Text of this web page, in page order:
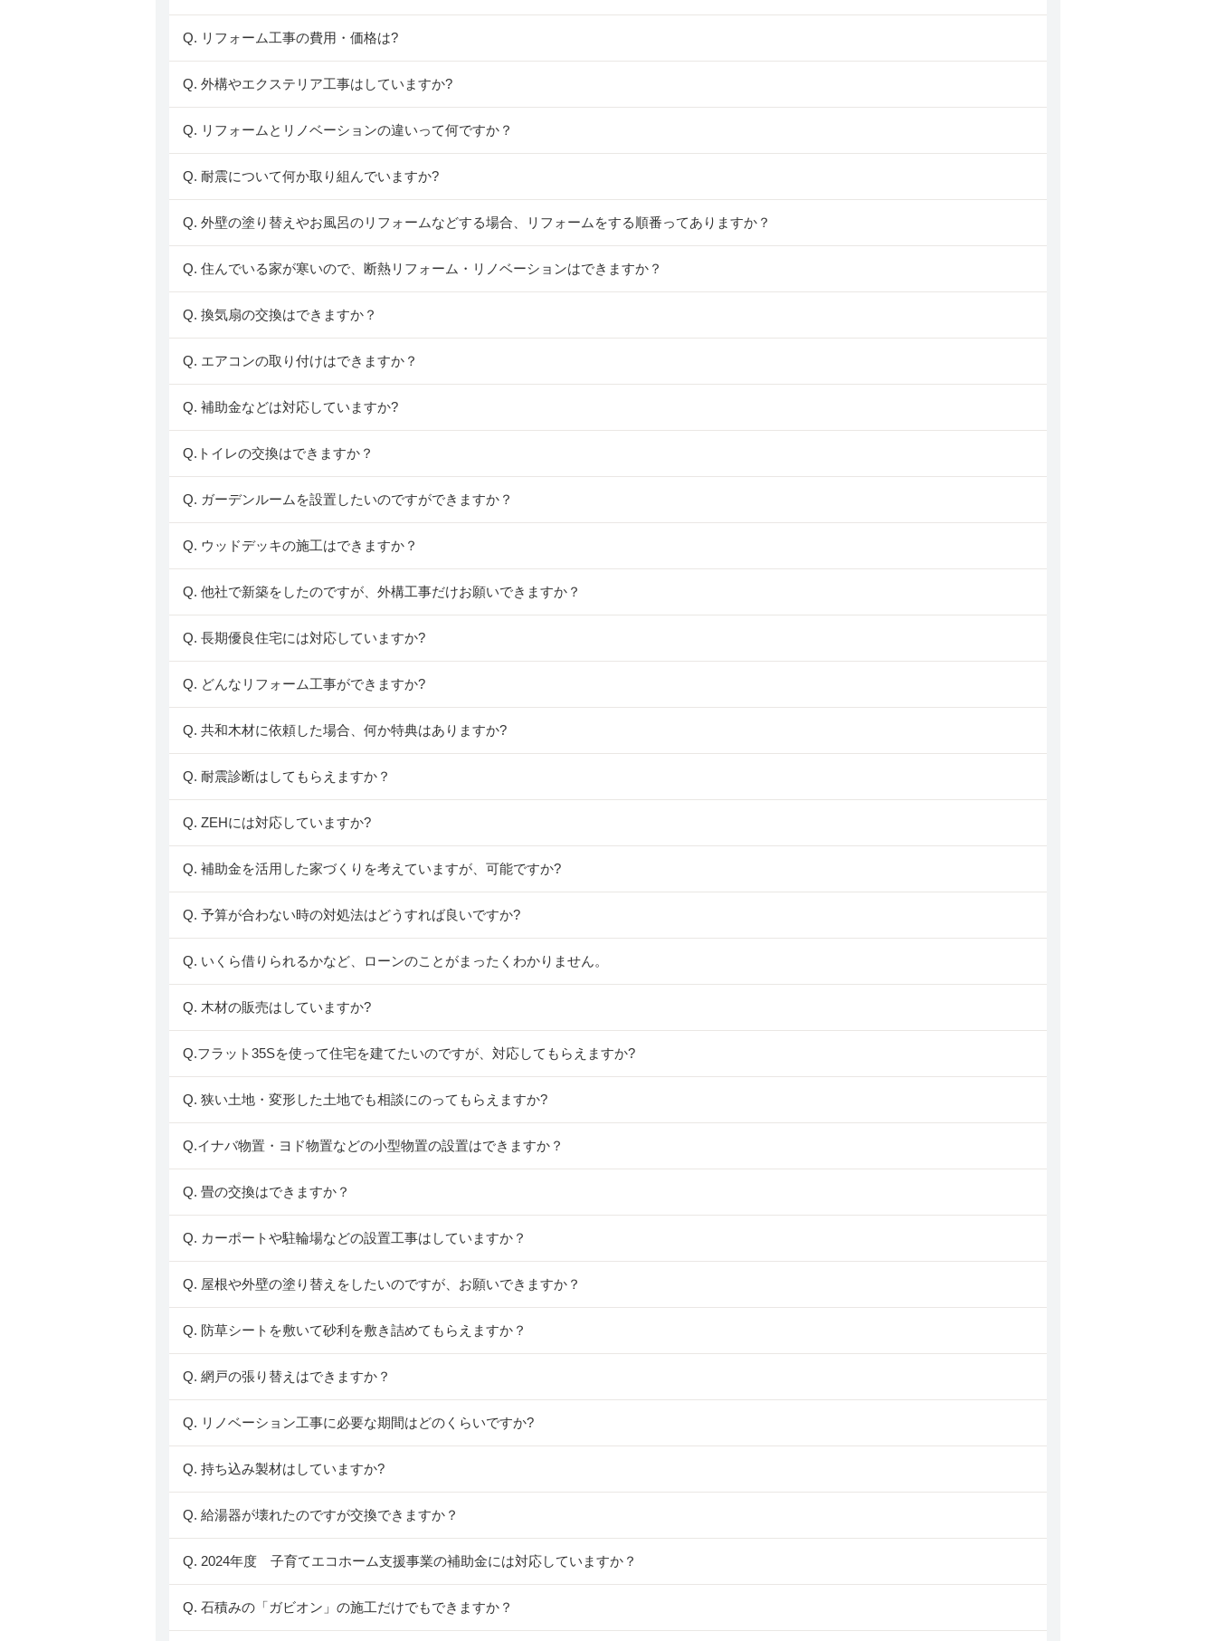
Q. リフォーム工事の費用・価格は?
Q. 外構やエクステリア工事はしていますか?
Q. リフォームとリノベーションの違いって何ですか？
Q. 耐震について何か取り組んでいますか?
Q. 外壁の塗り替えやお風呂のリフォームなどする場合、リフォームをする順番ってありますか？
Q. 住んでいる家が寒いので、断熱リフォーム・リノベーションはできますか？
Q. 換気扇の交換はできますか？
Q. エアコンの取り付けはできますか？
Q. 補助金などは対応していますか?
Q.トイレの交換はできますか？
Q. ガーデンルームを設置したいのですができますか？
Q. ウッドデッキの施工はできますか？
Q. 他社で新築をしたのですが、外構工事だけお願いできますか？
Q. 長期優良住宅には対応していますか?
Q. どんなリフォーム工事ができますか?
Q. 共和木材に依頼した場合、何か特典はありますか?
Q. 耐震診断はしてもらえますか？
Q. ZEHには対応していますか?
Q. 補助金を活用した家づくりを考えていますが、可能ですか?
Q. 予算が合わない時の対処法はどうすれば良いですか?
Q. いくら借りられるかなど、ローンのことがまったくわかりません。
Q. 木材の販売はしていますか?
Q.フラット35Sを使って住宅を建てたいのですが、対応してもらえますか?
Q. 狭い土地・変形した土地でも相談にのってもらえますか?
Q.イナバ物置・ヨド物置などの小型物置の設置はできますか？
Q. 畳の交換はできますか？
Q. カーポートや駐輪場などの設置工事はしていますか？
Q. 屋根や外壁の塗り替えをしたいのですが、お願いできますか？
Q. 防草シートを敷いて砂利を敷き詰めてもらえますか？
Q. 網戸の張り替えはできますか？
Q. リノベーション工事に必要な期間はどのくらいですか?
Q. 持ち込み製材はしていますか?
Q. 給湯器が壊れたのですが交換できますか？
Q. 2024年度 子育てエコホーム支援事業の補助金には対応していますか？
Q. 石積みの「ガビオン」の施工だけでもできますか？